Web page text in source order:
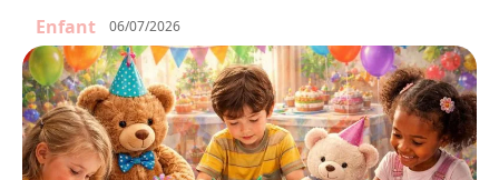
Enfant 06/07/2026